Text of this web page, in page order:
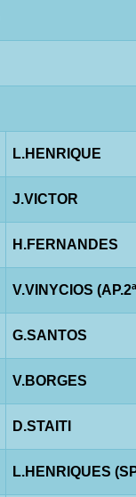
L.HENRIQUE
J.VICTOR
H.FERNANDES
V.VINYCIOS
G.SANTOS
V.BORGES
D.STAITI
L.HENRIQUES